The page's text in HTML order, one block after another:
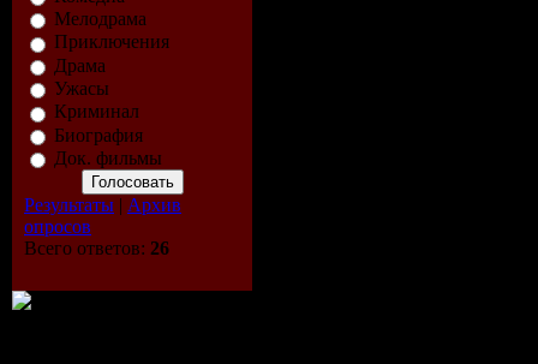
Мелодрама
Приключения
Драма
Ужасы
Криминал
Биография
Док. фильмы
Результаты | Архив
опросов
Всего ответов: 26